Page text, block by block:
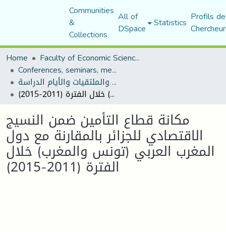
Communities
&
Collections
All of
DSpace Statistics Profils
Home
Faculty of Economic Sciences, Commerce and Management Sciences
Conferences, seminars, meetings, and study days
المؤتمرات والندوات والملتقيات والأيام الدراسة
مكانة قطاع التأمين ضمن النسيج الاقتصادي للجزائر بالمقارنة مع دول المغرب العربي (تونس والمغرب) خلال الفترة (2011-2015)
مكانة قطاع التأمين ضمن النسيج
الاقتصادي للجزائر بالمقارنة مع دول
المغرب العربي (تونس والمغرب) خلال
الفترة (2011-2015)